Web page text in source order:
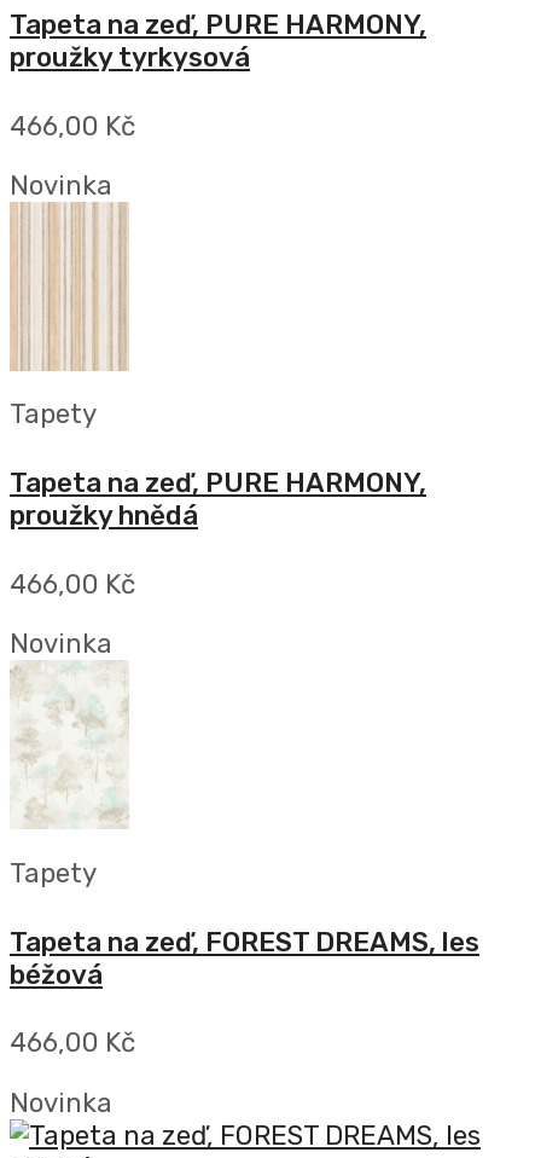
Tapeta na zeď, PURE HARMONY,
proužky tyrkysová
466,00 Kč
Novinka
Tapety
Tapeta na zeď, PURE HARMONY,
proužky hnědá
466,00 Kč
Novinka
Tapety
Tapeta na zeď, FOREST DREAMS, les
béžová
466,00 Kč
Novinka